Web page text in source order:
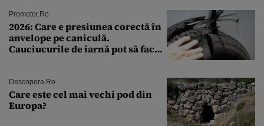
Promotor.ro
2026: Care e presiunea corectă în
anvelope pe caniculă.
Cauciucurile de iarnă pot să facă
Descopera.ro
Care este cel mai vechi pod din
Europa?